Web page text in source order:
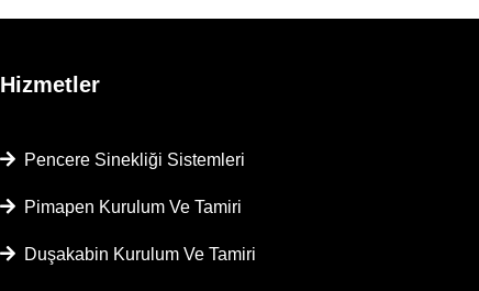
Hizmetler
Pencere Sinekliği Sistemleri
Pimapen Kurulum Ve Tamiri
Duşakabin Kurulum Ve Tamiri